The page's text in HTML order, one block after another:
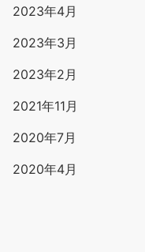
2023年4月
2023年3月
2023年2月
2021年11月
2020年7月
2020年4月